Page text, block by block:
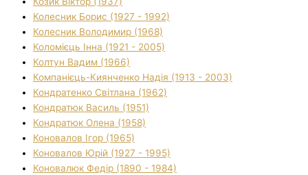
Колесник Борис (1927 - 1992)
Колесник Володимир (1968)
Коломієць Інна (1921 - 2005)
Колтун Вадим (1966)
Компанієць-Киянченко Надія (1913 - 2003)
Кондратенко Світлана (1962)
Кондратюк Василь (1951)
Кондратюк Олена (1958)
Коновалов Ігор (1965)
Коновалов Юрій (1927 - 1995)
Коновалюк Федір (1890 - 1984)